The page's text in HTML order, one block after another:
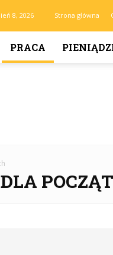
8, 2026 Strona główna
PRACA